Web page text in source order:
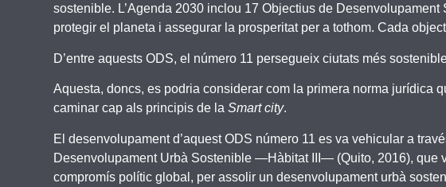
sostenible. L’Agenda 2030 inclou 17 Objectius de
protegir el planeta i assegurar la prosperitat per a tothom. Cada
D’entre aquests ODS, el número 11 persegueix ciutats més
Aquesta, doncs, es podria considerar com la primera norma jurídica
caminar cap als principis de laSmart city.
El desenvolupament d’aquest ODS número 11 es va vehicular a
Desenvolupament Urbà Sostenible —Hàbitat III— (Quito, 2016), que
compromís polític global, per assolir un desenvolupament urbà